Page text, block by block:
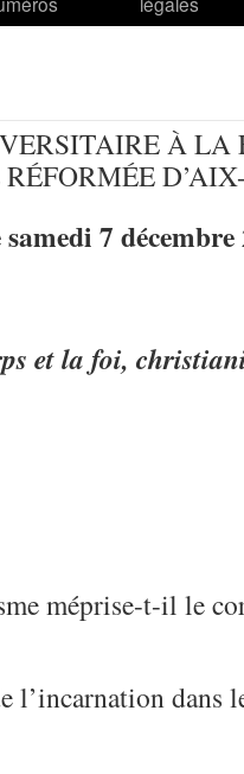
À LA
samedi 7 décembre
et la foi,
méprise-t-il le
l’incarnation dans